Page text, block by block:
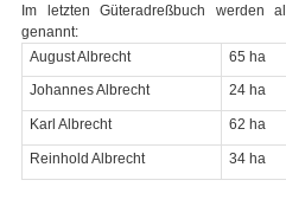
Im letzten Güteradreßbuch werden
genannt:
August Albrecht
65 ha
Johannes Albrecht
24 ha
Karl Albrecht 62 ha
Reinhold Albrecht 34 ha